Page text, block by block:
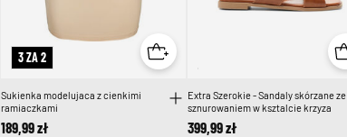
3 ZA 2
Sukienka modelujaca z cienkimi
ramiaczkami
189,99 zł
Extra Szerokie - Sandaly skórzane ze
sznurowaniem w ksztalcie krzyza
399,99 zł